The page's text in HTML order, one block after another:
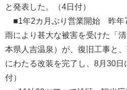
と発表した。（4日付）
■1年2カ月ぶり営業開始 昨年
雨により甚大な被害を受けた「
本県人吉温泉）が、復旧工事と
にわたる改装を完了し、8月30日
付）